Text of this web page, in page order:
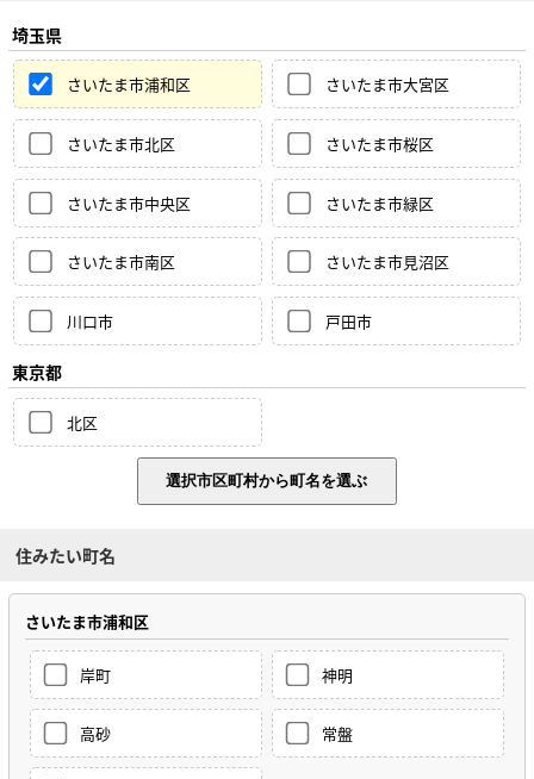
埼玉県
さいたま市浦和区 さいたま市大宮区
さいたま市北区 さいたま市桜区
さいたま市中央区 さいたま市緑区
さいたま市南区 さいたま市見沼区
川口市 戸田市
東京都
北区
住みたい町名
さいたま市浦和区
岸町 神明
高砂 常盤